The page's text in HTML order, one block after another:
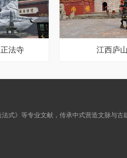
法寺 江西庐
式》等专业文献，传承中式营造文脉与古